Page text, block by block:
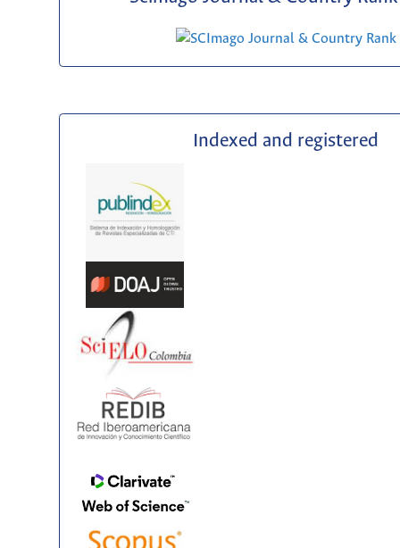
Indexed and registered